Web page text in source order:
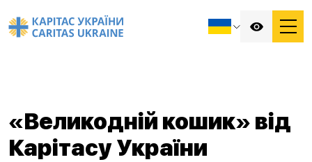
«Великодній кошик» від
Карітасу України